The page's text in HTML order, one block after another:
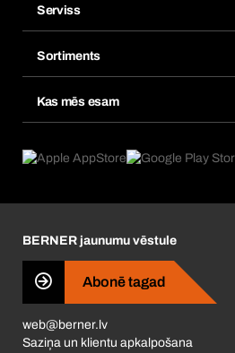
Izlases
Atkārtots pasūtijums
Abonementi
Serviss
Sortiments
Kas mēs esam
Kas mūs virza
Business Conduct
BERNER jaunumu vēstule
Abonē tagad
web@berner.lv
Saziņa un klientu apkalpošana